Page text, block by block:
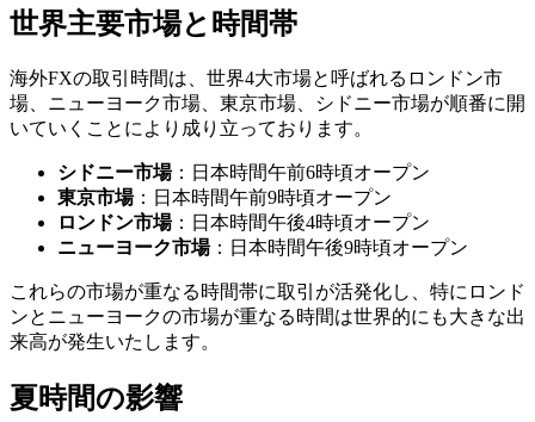
世界主要市場と時間帯
海外FXの取引時間は、世界4大市場と呼ばれるロンドン市
場、ニューヨーク市場、東京市場、シドニー市場が順番に開
いていくことにより成り立っております。
シドニー市場：日本時間午前6時頃オープン
東京市場：日本時間午前9時頃オープン
ロンドン市場：日本時間午後4時頃オープン
ニューヨーク市場：日本時間午後9時頃オープン
これらの市場が重なる時間帯に取引が活発化し、特にロンド
ンとニューヨークの市場が重なる時間は世界的にも大きな出
来高が発生いたします。
夏時間の影響